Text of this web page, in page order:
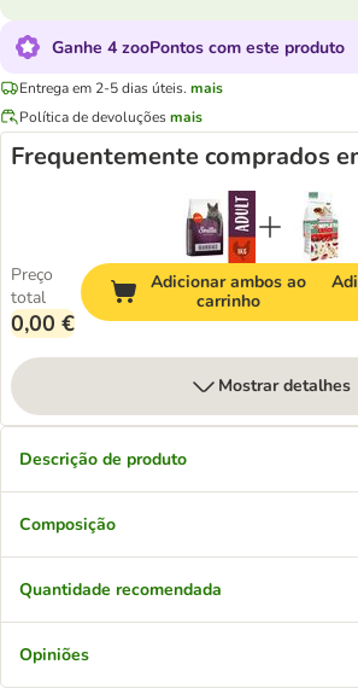
Ganhe 4 zooPontos com este produto
Entrega em 2-5 dias úteis. mais
Política de devoluçõesmais
Frequentemente comprados
Preço
total
0,00 €
Adicionar ambos ao
carrinho
Mostrar detalhes
Descrição de produto
Composição
Quantidade recomendada
Opiniões